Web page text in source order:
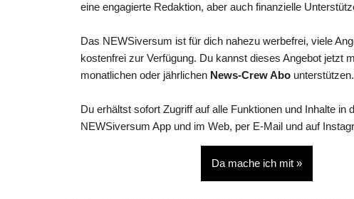
eine engagierte Redaktion, aber auch finanzielle
Das NEWSiversum ist für dich nahezu werbefrei, viele
kostenfrei zur Verfügung. Du kannst dieses Angebot jetzt
monatlichen oder jährlichen News-Crew Abo unterstützen.
Du erhältst sofort Zugriff auf alle Funktionen und Inhalte in
NEWSiversum App und im Web, per E-Mail und auf
Da mache ich mit »